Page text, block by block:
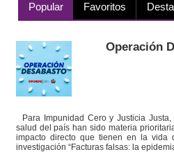
Popular Favoritos
Operación
Para Impunidad Cero y Justicia
salud del país han sido materia
impacto directo que tienen en la vida
investigación “Facturas falsas: la